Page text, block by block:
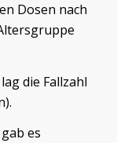
Dosen nach
die Fallzahl
es